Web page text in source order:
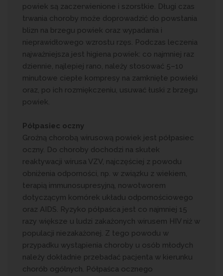
powiek są zaczerwienione i szorstkie. Długi czas
trwania choroby może doprowadzić do powstania
blizn na brzegu powiek oraz wypadania i
nieprawidłowego wzrostu rzęs. Podczas leczenia
najważniejsza jest higiena powiek: co najmniej raz
dziennie, najlepiej rano, należy stosować 5–10
minutowe ciepłe kompresy na zamknięte powieki
oraz, po ich rozmiękczeniu, usuwać łuski z brzegu
powiek.
Półpasiec oczny
Groźną chorobą wirusową powiek jest półpasiec
oczny. Do choroby dochodzi na skutek
reaktywacji wirusa VZV, najczęściej z powodu
obniżenia odporności, np. w związku z wiekiem,
terapią immunosupresyjną, nowotworem
dotyczącym komórek układu odpornościowego
oraz AIDS. Ryzyko półpaśca jest co najmniej 15
razy większe u ludzi zakażonych wirusem HIV niż w
populacji niezakażonej. Z tego powodu w
przypadku wystąpienia choroby u osób młodych
należy dokładnie przebadać pacjenta w kierunku
chorób ogólnych. Półpaśca ocznego